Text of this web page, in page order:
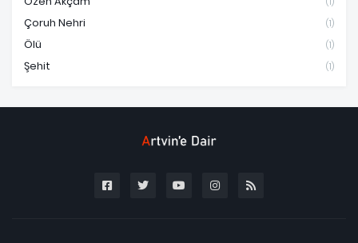
Çoruh Nehri (1)
Ölü (1)
Şehit (1)